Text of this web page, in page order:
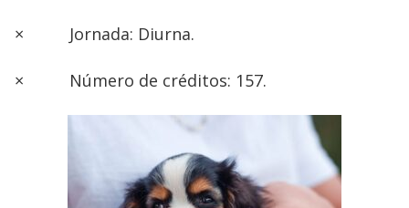
× Jornada: Diurna.
× Número de créditos: 157.